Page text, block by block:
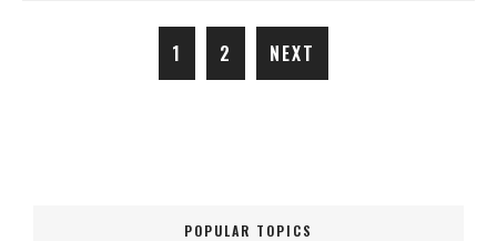
1 2 NEXT
POPULAR TOPICS